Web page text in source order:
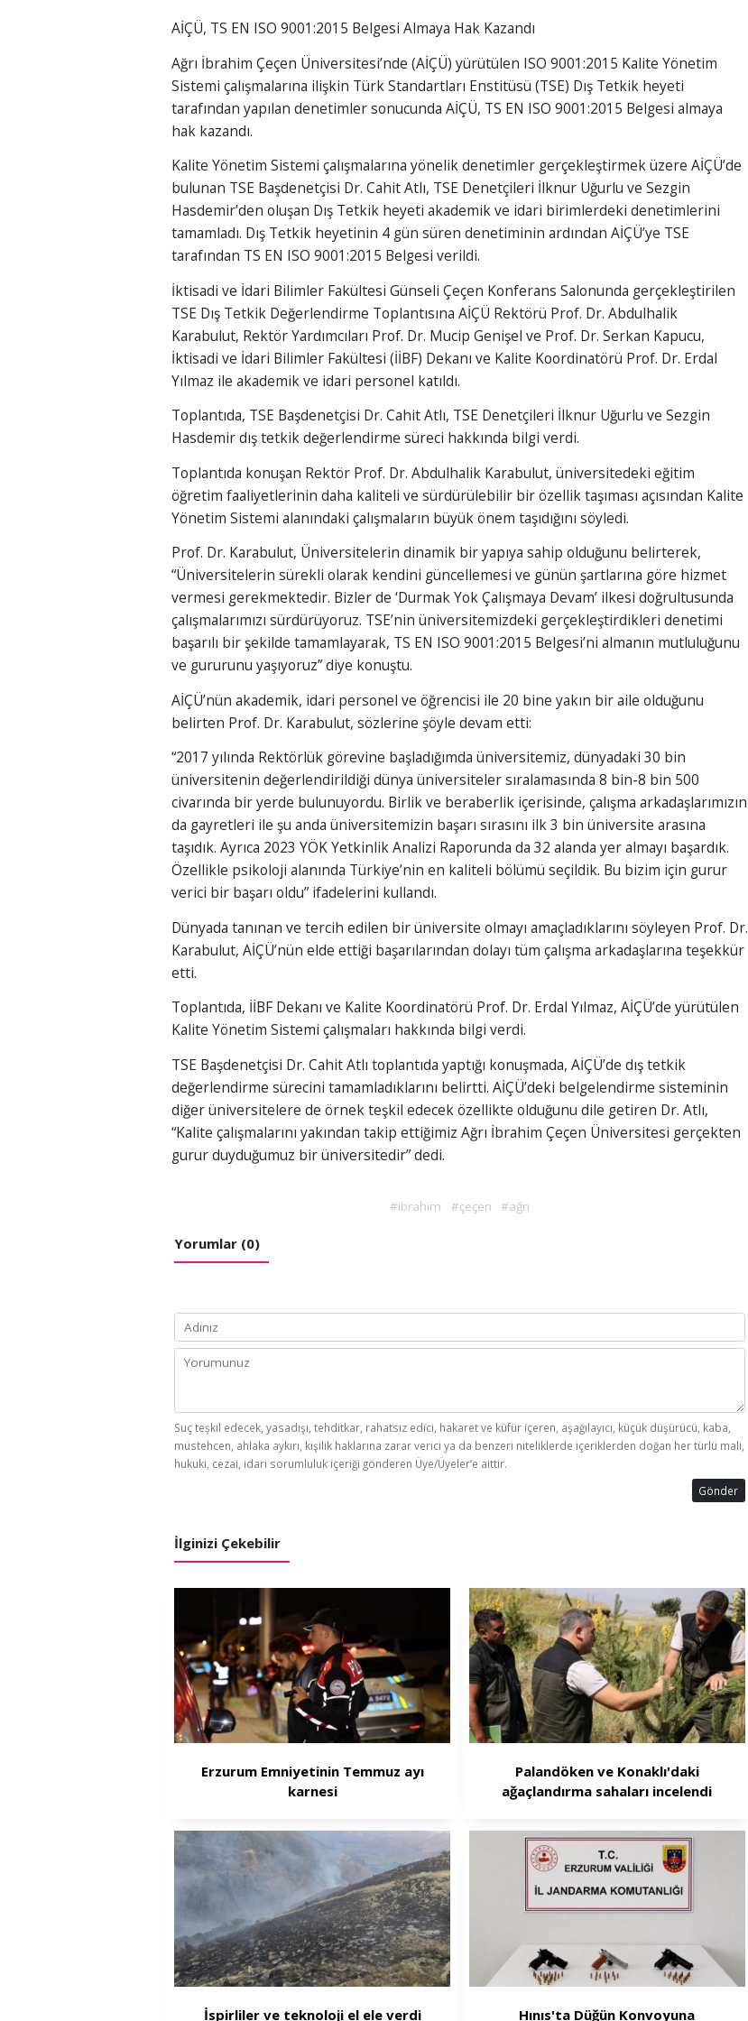
AİÇÜ, TS EN ISO 9001:2015 Belgesi Almaya Hak Kazandı
Ağrı İbrahim Çeçen Üniversitesi’nde (AİÇÜ) yürütülen ISO 9001:2015 Kalite Yönetim
Sistemi çalışmalarına ilişkin Türk Standartları Enstitüsü (TSE) Dış Tetkik heyeti
tarafından yapılan denetimler sonucunda AİÇÜ, TS EN ISO 9001:2015 Belgesi almaya
hak kazandı.
Kalite Yönetim Sistemi çalışmalarına yönelik denetimler gerçekleştirmek üzere AİÇÜ’de
bulunan TSE Başdenetçisi Dr. Cahit Atlı, TSE Denetçileri İlknur Uğurlu ve Sezgin
Hasdemir’den oluşan Dış Tetkik heyeti akademik ve idari birimlerdeki denetimlerini
tamamladı. Dış Tetkik heyetinin 4 gün süren denetiminin ardından AİÇÜ’ye TSE
tarafından TS EN ISO 9001:2015 Belgesi verildi.
İktisadi ve İdari Bilimler Fakültesi Günseli Çeçen Konferans Salonunda gerçekleştirilen
TSE Dış Tetkik Değerlendirme Toplantısına AİÇÜ Rektörü Prof. Dr. Abdulhalik
Karabulut, Rektör Yardımcıları Prof. Dr. Mucip Genişel ve Prof. Dr. Serkan Kapucu,
İktisadi ve İdari Bilimler Fakültesi (İİBF) Dekanı ve Kalite Koordinatörü Prof. Dr. Erdal
Yılmaz ile akademik ve idari personel katıldı.
Toplantıda, TSE Başdenetçisi Dr. Cahit Atlı, TSE Denetçileri İlknur Uğurlu ve Sezgin
Hasdemir dış tetkik değerlendirme süreci hakkında bilgi verdi.
Toplantıda konuşan Rektör Prof. Dr. Abdulhalik Karabulut, üniversitedeki eğitim
öğretim faaliyetlerinin daha kaliteli ve sürdürülebilir bir özellik taşıması açısından Kalite
Yönetim Sistemi alanındaki çalışmaların büyük önem taşıdığını söyledi.
Prof. Dr. Karabulut, Üniversitelerin dinamik bir yapıya sahip olduğunu belirterek,
“Üniversitelerin sürekli olarak kendini güncellemesi ve günün şartlarına göre hizmet
vermesi gerekmektedir. Bizler de ‘Durmak Yok Çalışmaya Devam’ ilkesi doğrultusunda
çalışmalarımızı sürdürüyoruz. TSE’nin üniversitemizdeki gerçekleştirdikleri denetimi
başarılı bir şekilde tamamlayarak, TS EN ISO 9001:2015 Belgesi’ni almanın mutluluğunu
ve gururunu yaşıyoruz” diye konuştu.
AİÇÜ’nün akademik, idari personel ve öğrencisi ile 20 bine yakın bir aile olduğunu
belirten Prof. Dr. Karabulut, sözlerine şöyle devam etti:
“2017 yılında Rektörlük görevine başladığımda üniversitemiz, dünyadaki 30 bin
üniversitenin değerlendirildiği dünya üniversiteler sıralamasında 8 bin-8 bin 500
civarında bir yerde bulunuyordu. Birlik ve beraberlik içerisinde, çalışma arkadaşlarımızın
da gayretleri ile şu anda üniversitemizin başarı sırasını ilk 3 bin üniversite arasına
taşıdık. Ayrıca 2023 YÖK Yetkinlik Analizi Raporunda da 32 alanda yer almayı başardık.
Özellikle psikoloji alanında Türkiye’nin en kaliteli bölümü seçildik. Bu bizim için gurur
verici bir başarı oldu” ifadelerini kullandı.
Dünyada tanınan ve tercih edilen bir üniversite olmayı amaçladıklarını söyleyen Prof. Dr.
Karabulut, AİÇÜ’nün elde ettiği başarılarından dolayı tüm çalışma arkadaşlarına teşekkür
etti.
Toplantıda, İİBF Dekanı ve Kalite Koordinatörü Prof. Dr. Erdal Yılmaz, AİÇÜ’de yürütülen
Kalite Yönetim Sistemi çalışmaları hakkında bilgi verdi.
TSE Başdenetçisi Dr. Cahit Atlı toplantıda yaptığı konuşmada, AİÇÜ’de dış tetkik
değerlendirme sürecini tamamladıklarını belirtti. AİÇÜ’deki belgelendirme sisteminin
diğer üniversitelere de örnek teşkil edecek özellikte olduğunu dile getiren Dr. Atlı,
“Kalite çalışmalarını yakından takip ettiğimiz Ağrı İbrahim Çeçen Üniversitesi gerçekten
gurur duyduğumuz bir üniversitedir” dedi.
#ibrahim #çeçen #ağrı
Yorumlar (0)
Suç teşkil edecek, yasadışı, tehditkar, rahatsız edici, hakaret ve küfür içeren, aşağılayıcı, küçük düşürücü, kaba,
müstehcen, ahlaka aykırı, kişilik haklarına zarar verici ya da benzeri niteliklerde içeriklerden doğan her türlü mali,
hukuki, cezai, idari sorumluluk içeriği gönderen Üye/Üyeler’e aittir.
Gönder
İlginizi Çekebilir
Erzurum Emniyetinin Temmuz ayı
karnesi
Palandöken ve Konaklı'daki
ağaçlandırma sahaları incelendi
İspirliler ve teknoloji el ele verdi Hınıs'ta Düğün Konvoyuna